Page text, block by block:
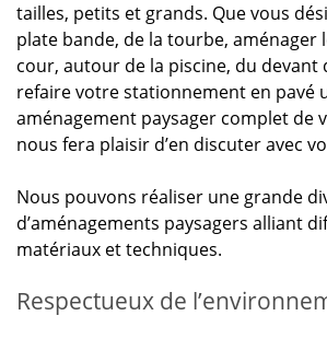
tailles, petits et grands. Que vous
plate bande, de la tourbe, aménager
cour, autour de la piscine, du devant
refaire votre stationnement en pavé
aménagement paysager complet de
nous fera plaisir d’en discuter avec
Nous pouvons réaliser une grande
d’aménagements paysagers alliant
matériaux et techniques.
Respectueux de